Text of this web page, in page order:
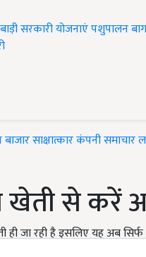
सरकारी योजनाएंपशुपालन
बाजारसाक्षात्कारकंपनी समाचार
खेती से करें
ही जा रही है इसलिए यह अब